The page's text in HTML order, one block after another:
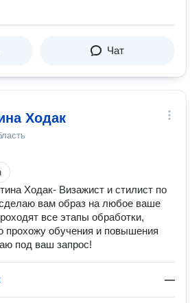
Чат
Ходак
Ходак- Визажист и стилист по
вам образ на любое ваше
все этапы обработки,
прохожу обучения и повышения
под ваш запрос!
—